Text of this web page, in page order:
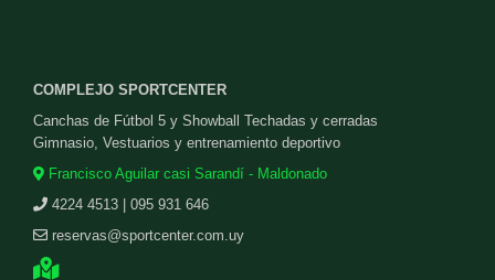
COMPLEJO SPORTCENTER
Canchas de Fútbol 5 y Showball Techadas y cerradas
Gimnasio, Vestuarios y entrenamiento deportivo
Francisco Aguilar casi Sarandí - Maldonado
4224 4513 | 095 931 646
reservas@sportcenter.com.uy